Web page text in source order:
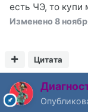
есть ЧЭ, то купи
Изменено 8
Цитата